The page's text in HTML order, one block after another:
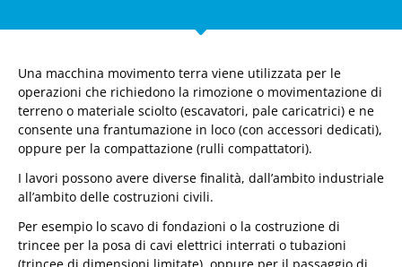
Una macchina movimento terra viene utilizzata per le
operazioni che richiedono la rimozione o movimentazione di
terreno o materiale sciolto (escavatori, pale caricatrici) e ne
consente una frantumazione in loco (con accessori dedicati),
oppure per la compattazione (rulli compattatori).
I lavori possono avere diverse finalità, dall’ambito industriale
all’ambito delle costruzioni civili.
Per esempio lo scavo di fondazioni o la costruzione di
trincee per la posa di cavi elettrici interrati o tubazioni
(trincee di dimensioni limitate), oppure per il passaggio di